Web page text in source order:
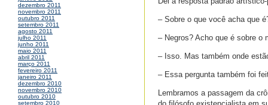
dezembro 2011
novembro 2011
outubro 2011
setembro 2011
agosto 2011
julho 2011
junho 2011
maio 2011
abril 2011
março 2011
fevereiro 2011
janeiro 2011
dezembro 2010
novembro 2010
outubro 2010
setembro 2010
– Sobre o que você acha que
– Negros? Acho que é sobre o
– Isso. Mas também onde
– Essa pergunta também foi
Lembramos a passagem da